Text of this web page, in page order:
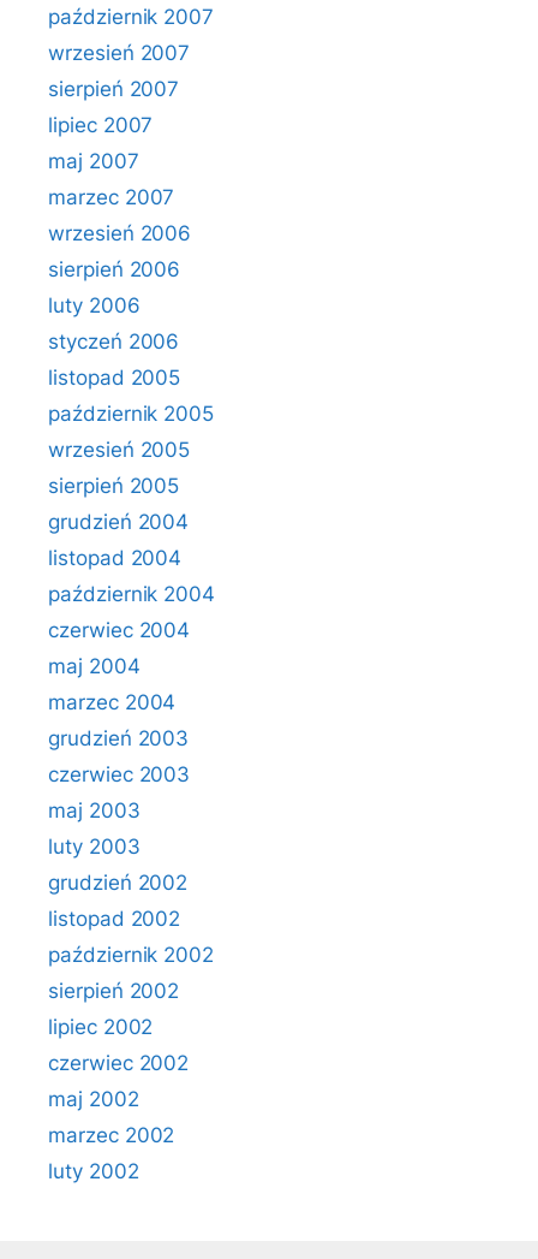
październik 2007
wrzesień 2007
sierpień 2007
lipiec 2007
maj 2007
marzec 2007
wrzesień 2006
sierpień 2006
luty 2006
styczeń 2006
listopad 2005
październik 2005
wrzesień 2005
sierpień 2005
grudzień 2004
listopad 2004
październik 2004
czerwiec 2004
maj 2004
marzec 2004
grudzień 2003
czerwiec 2003
maj 2003
luty 2003
grudzień 2002
listopad 2002
październik 2002
sierpień 2002
lipiec 2002
czerwiec 2002
maj 2002
marzec 2002
luty 2002